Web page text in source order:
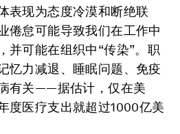
表现为态度冷漠和断绝联
倦怠可能导致我们在工作中
并可能在组织中“传染”。职
忆力减退、睡眠问题、免疫
有关——据估计，仅在美
度医疗支出就超过1000亿美